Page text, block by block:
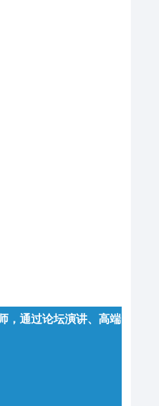
，通过论坛演讲、高端